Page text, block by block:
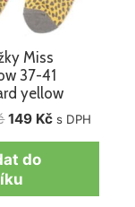
Miss
37-41
yellow
149 Kč s DPH
do